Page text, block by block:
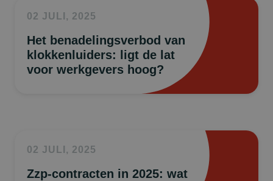
02 JULI, 2025
Het benadelingsverbod van
klokkenluiders: ligt de lat
voor werkgevers hoog?
02 JULI, 2025
Zzp-contracten in 2025: wat